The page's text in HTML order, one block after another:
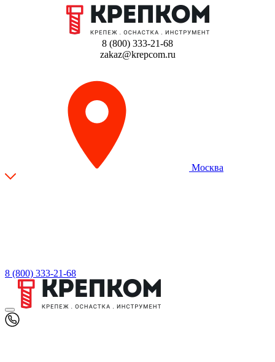
8 (800) 333-21-68
zakaz@krepcom.ru
Москва
8 (800) 333-21-68